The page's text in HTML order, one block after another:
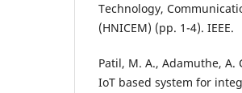
Technology,
(HNICEM) (pp. 1-4). IEEE.
Patil, M. A., Adamuthe, A.
IoT based system for